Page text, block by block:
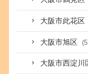
大阪市此花区
大阪市旭区
大阪市西淀川